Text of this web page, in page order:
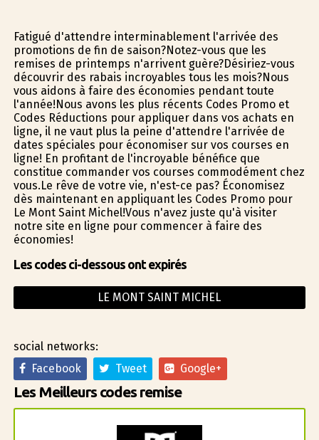
Fatigué d'attendre interminablement l'arrivée des
promotions de fin de saison?Notez-vous que les
remises de printemps n'arrivent guère?Désiriez-vous
découvrir des rabais incroyables tous les mois?Nous
vous aidons à faire des économies pendant toute
l'année!Nous avons les plus récents Codes Promo et
Codes Réductions pour appliquer dans vos achats en
ligne, il ne vaut plus la peine d'attendre l'arrivée de
dates spéciales pour économiser sur vos courses en
ligne! En profitant de l'incroyable bénéfice que
constitue commander vos courses commodément chez
vous.Le rêve de votre vie, n'est-ce pas? Économisez
dès maintenant en appliquant les Codes Promo pour
Le Mont Saint Michel!Vous n'avez juste qu'à visiter
notre site en ligne pour commencer à faire des
économies!
Les codes ci-dessous ont expirés
LE MONT SAINT MICHEL
social networks:
Facebook
Tweet Google+
Les Meilleurs codes remise